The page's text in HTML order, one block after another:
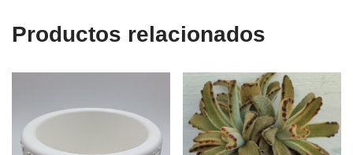
Productos relacionados